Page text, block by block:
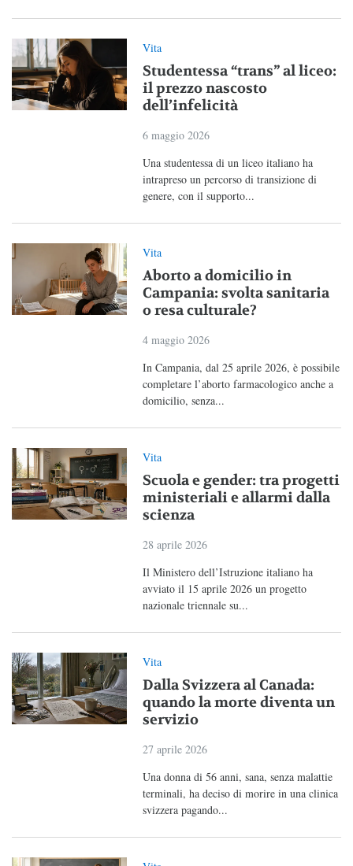
Vita
Studentessa “trans” al liceo:
il prezzo nascosto
dell’infelicità
6 maggio 2026
Una studentessa di un liceo italiano ha
intrapreso un percorso di transizione di
genere, con il supporto...
Vita
Aborto a domicilio in
Campania: svolta sanitaria
o resa culturale?
4 maggio 2026
In Campania, dal 25 aprile 2026, è possibile
completare l’aborto farmacologico anche a
domicilio, senza...
Vita
Scuola e gender: tra progetti
ministeriali e allarmi dalla
scienza
28 aprile 2026
Il Ministero dell’Istruzione italiano ha
avviato il 15 aprile 2026 un progetto
nazionale triennale su...
Vita
Dalla Svizzera al Canada:
quando la morte diventa un
servizio
27 aprile 2026
Una donna di 56 anni, sana, senza malattie
terminali, ha deciso di morire in una clinica
svizzera pagando...